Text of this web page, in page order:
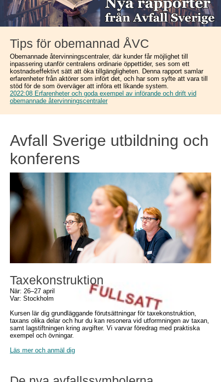
Tips för obemannad ÅVC
Obemannade återvinningscentraler, där kunder får möjlighet till
inpassering utanför centralens ordinarie öppettider, ses som ett
kostnadseffektivt sätt att öka tillgängligheten. Denna rapport samlar
erfarenheter från aktörer som infört det, och har som syfte att vara till
stöd för de som överväger att införa ett likande system.
2022:08 Erfarenheter och goda exempel av införande och drift vid
obemannade återvinningscentraler
Avfall Sverige utbildning och
konferens
Taxekonstruktion
När: 26–27 april
Var: Stockholm
Kursen lär dig grundläggande förutsättningar för taxekonstruktion,
taxans olika delar och hur du kan resonera vid utformningen av taxan,
samt lagstiftningen kring avgifter. Vi varvar föredrag med praktiska
exempel och övningar.
Läs mer och anmäl dig